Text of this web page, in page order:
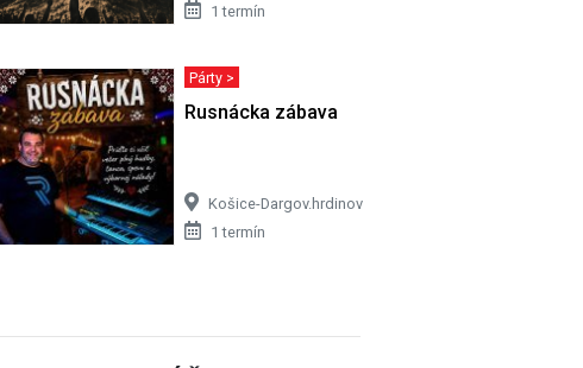
1 termín
Párty >
Rusnácka zábava
Košice-Dargov.hrdinov
1 termín